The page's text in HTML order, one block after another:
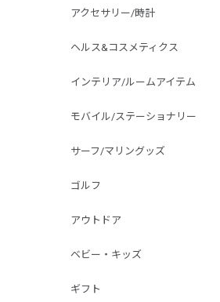
アクセサリー/時計
ヘルス&コスメティクス
インテリア/ルームアイテム
モバイル/ステーショナリー
サーフ/マリングッズ
ゴルフ
アウトドア
ベビー・キッズ
ギフト